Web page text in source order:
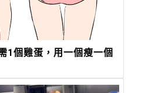
1個雞蛋，用一個瘦一個